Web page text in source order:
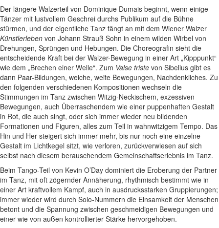
Der längere Walzerteil von Dominique Dumais beginnt, wenn einige
Tänzer mit lustvollem Geschrei durchs Publikum auf die Bühne
stürmen, und der eigentliche Tanz fängt an mit dem Wiener Walzer
Künstlerleben von Johann Strauß Sohn in einem wilden Wirbel von
Drehungen, Sprüngen und Hebungen. Die Choreografin sieht die
entscheidende Kraft bei der Walzer-Bewegung in einer Art „Kipppunkt“
wie dem „Brechen einer Welle“. Zum Valse triste von Sibelius gibt es
dann Paar-Bildungen, weiche, weite Bewegungen, Nachdenkliches. Zu
den folgenden verschiedenen Kompositionen wechseln die
Stimmungen im Tanz zwischen Witzig-Neckischem, exzessiven
Bewegungen, auch Überraschendem wie einer puppenhaften Gestalt
in Rot, die auch singt, oder sich immer wieder neu bildenden
Formationen und Figuren, alles zum Teil in wahnwitzigem Tempo. Das
Hin und Her steigert sich immer mehr, bis nur noch eine einzelne
Gestalt im Lichtkegel sitzt, wie verloren, zurückverwiesen auf sich
selbst nach diesem berauschendem Gemeinschaftserlebnis im Tanz.
Beim Tango-Teil von Kevin O’Day dominiert die Eroberung der Partner
im Tanz, mit oft zögernder Annäherung, rhythmisch bestimmt wie in
einer Art kraftvollem Kampf, auch in ausdrucksstarken Gruppierungen;
immer wieder wird durch Solo-Nummern die Einsamkeit der Menschen
betont und die Spannung zwischen geschmeidigen Bewegungen und
einer wie von außen kontrollierter Stärke hervorgehoben.